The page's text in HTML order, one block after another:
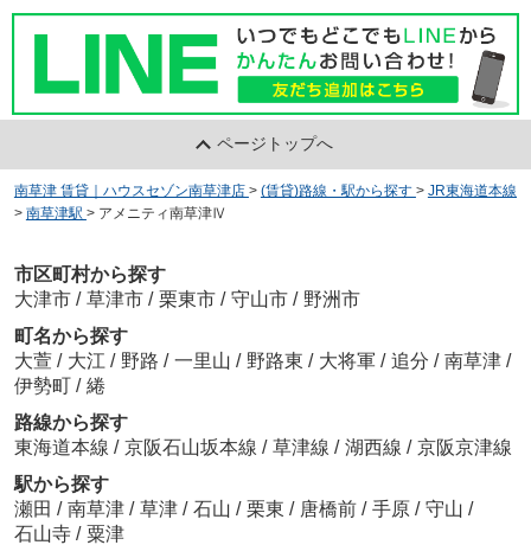
ページトップへ
南草津 賃貸｜ハウスセゾン南草津店 > (賃貸)路線・駅から探す > JR東海道本線
> 南草津駅 > アメニティ南草津Ⅳ
市区町村から探す
大津市 / 草津市 / 栗東市 / 守山市 / 野洲市
町名から探す
大萱 / 大江 / 野路 / 一里山 / 野路東 / 大将軍 / 追分 / 南草津 /
伊勢町 / 綣
路線から探す
東海道本線 / 京阪石山坂本線 / 草津線 / 湖西線 / 京阪京津線
駅から探す
瀬田 / 南草津 / 草津 / 石山 / 栗東 / 唐橋前 / 手原 / 守山 /
石山寺 / 粟津